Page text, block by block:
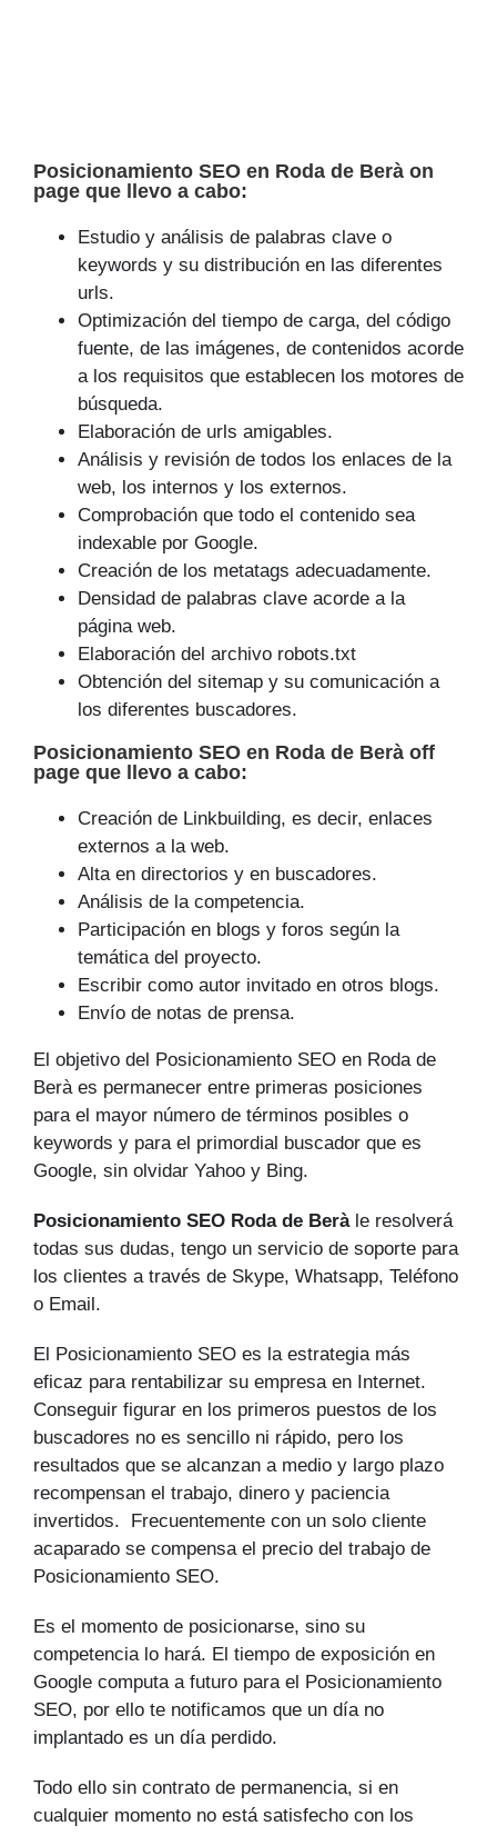
Posicionamiento SEO en Roda de Berà on
page que llevo a cabo:
Estudio y análisis de palabras clave o
keywords y su distribución en las diferentes
urls.
Optimización del tiempo de carga, del código
fuente, de las imágenes, de contenidos acorde
a los requisitos que establecen los motores de
búsqueda.
Elaboración de urls amigables.
Análisis y revisión de todos los enlaces de la
web, los internos y los externos.
Comprobación que todo el contenido sea
indexable por Google.
Creación de los metatags adecuadamente.
Densidad de palabras clave acorde a la
página web.
Elaboración del archivo robots.txt
Obtención del sitemap y su comunicación a
los diferentes buscadores.
Posicionamiento SEO en Roda de Berà off
page que
llevo a cabo:
Creación de Linkbuilding, es decir, enlaces
externos a la web.
Alta en directorios y en buscadores.
Análisis de la competencia.
Participación en blogs y foros según la
temática del proyecto.
Escribir como autor invitado en otros blogs.
Envío de notas de prensa.
El objetivo del Posicionamiento SEO en Roda de
Berà es permanecer entre primeras posiciones
para el mayor número de tér­minos posibles o
keywords y para el primordial buscador que es
Google, sin olvidar Yahoo y Bing.
Posicionamiento SEO Roda de Beràle resolverá
todas sus dudas, tengo un servicio de soporte para
los clientes a través de Skype, Whatsapp, Teléfono
o Email.
El Posicionamiento SEO es la estrategia más
eficaz para rentabilizar su empresa en Internet.
Conseguir figurar en los primeros puestos de los
buscadores no es sencillo ni rápido, pero los
resultados que se alcanzan a medio y largo plazo
recompensan el trabajo, dinero y paciencia
invertidos. Frecuentemente con un solo cliente
acaparado se compensa el precio del trabajo de
Posicionamiento SEO.
Es el momento de posicionarse, sino su
competencia lo hará. El tiempo de exposición en
Google computa a futuro para el Posicionamiento
SEO, por ello te notificamos que un día no
implantado es un día perdido.
Todo ello sin contrato de permanencia, si en
cualquier momento no está satisfecho con los